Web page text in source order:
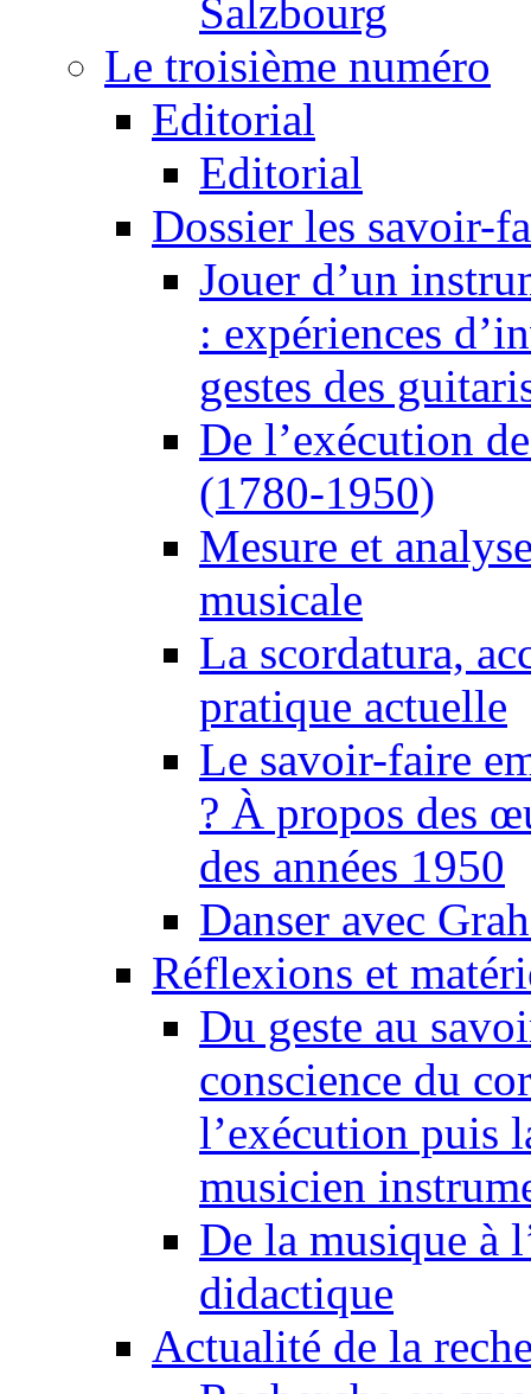
Salzbourg
Le troisième numéro
Editorial
Editorial
Dossier les savoir-
Jouer d’un
: expériences
gestes des
De l’exécution
(1780-1950)
Mesure et
musicale
La scordatura,
pratique actuelle
Le savoir-faire
? À propos des
des années 1950
Danser avec
Réflexions et
Du geste au
conscience du
l’exécution puis
musicien
De la musique à
didactique
Actualité de la